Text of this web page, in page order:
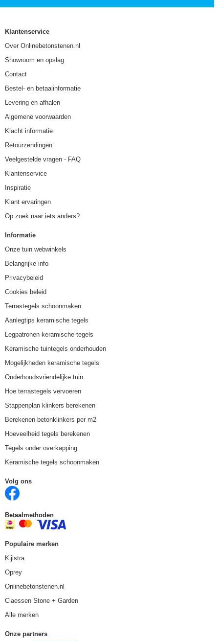
Klantenservice
Over Onlinebetonstenen.nl
Showroom en opslag
Contact
Bestel- en betaalinformatie
Levering en afhalen
Algemene voorwaarden
Klacht informatie
Retourzendingen
Veelgestelde vragen - FAQ
Klantenservice
Inspiratie
Klant ervaringen
Op zoek naar iets anders?
Informatie
Onze tuin webwinkels
Belangrijke info
Privacybeleid
Cookies beleid
Terrastegels schoonmaken
Aanlegtips keramische tegels
Legpatronen keramische tegels
Keramische tuintegels onderhouden
Mogelijkheden keramische tegels
Onderhoudsvriendelijke tuin
Hoe terrastegels vervoeren
Stappenplan klinkers berekenen
Berekenen betonklinkers per m2
Hoeveelheid tegels berekenen
Tegels onder overkapping
Keramische tegels schoonmaken
Volg ons
Betaalmethoden
Populaire merken
Kijlstra
Oprey
Onlinebetonstenen.nl
Claessen Stone + Garden
Alle merken
Onze partners